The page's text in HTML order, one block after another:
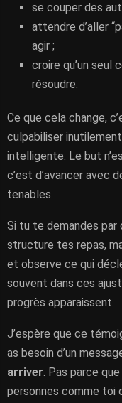
se couper des
attendre d’aller
agir ;
croire qu’un seul
résoudre.
Ce que cela change,
culpabiliser
intelligente. Le but
c’est d’avancer avec
tenables.
Si tu te demandes par
structure tes repas,
et observe ce qui
souvent dans ces
progrès apparaissent.
J’espère que ce
as besoin d’un
arriver. Pas parce
personnes comme toi